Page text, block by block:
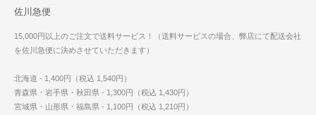
佐川急便
15,000円以上のご注文で送料サービス！（送料サービスの場合、弊店にて配送会社
を佐川急便に決めさせていただきます）
北海道 - 1,400円（税込 1,540円）
青森県・岩手県・秋田県 - 1,300円（税込 1,430円）
宮城県・山形県・福島県 - 1,100円（税込 1,210円）